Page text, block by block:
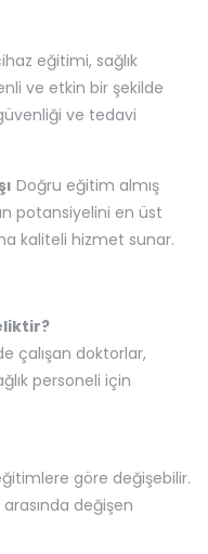
eğitimi, sağlık
ve etkin bir şekilde
ve tedavi
Doğru eğitim almış
potansiyelini en üst
kaliteli hizmet sunar.
çalışan doktorlar,
personeli için
göre değişebilir.
değişen